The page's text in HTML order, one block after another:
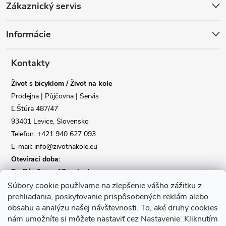
Súbory cookie používame na zlepšenie vášho zážitku z
prehliadania, poskytovanie prispôsobených reklám alebo
obsahu a analýzu našej návštevnosti. To, aké druhy cookies
nám umožníte si môžete nastaviť cez Nastavenie. Kliknutím
p
Zákaznický servis
Informácie
Kontakty
Život s bicyklom / Život na kole
Prodejna | Půjčovna | Servis
Ľ.Štúra 487/47
93401 Levice, Slovensko
Telefon: +421 940 627 093
E-mail: info@zivotnakole.eu
Otevírací doba:
Po-Pá : 9,oo - 17,oo hod
So : 9,oo - 12,oo | Ne : Zavřeno
Kontaktní formulář